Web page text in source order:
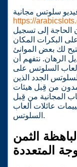
سلوتس مجانية
https://
الحاجة إلى تسجيل
البكرات المكان
لك بعض الموانئ
الرهان. نتفهم أن
السلوتس على
الجدد الذين
من قِبل هيئات
المجانية من قِبل
عائلات ألعاب
السلوتس.
الثمن
المتعددة